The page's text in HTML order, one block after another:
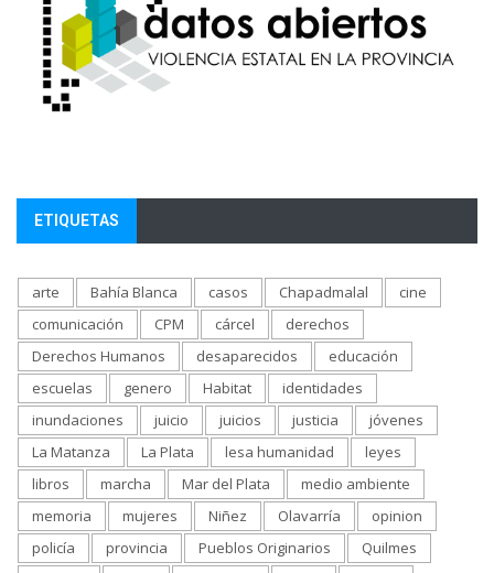
ETIQUETAS
arte Bahía Blanca casos Chapadmalal
cine
comunicación
CPM cárcel
derechos
Derechos Humanos
desaparecidos
educación
escuelas
genero Habitat
identidades
inundaciones
juicio juicios justicia
jóvenes
La Matanza
La Plata lesa humanidad
leyes
libros
marcha Mar del Plata
medio ambiente
memoria
mujeres Niñez Olavarría
opinion
policía
provincia Pueblos Originarios
Quilmes